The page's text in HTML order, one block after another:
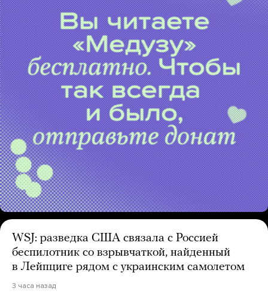
WSJ: разведка США связала с Россией
беспилотник со взрывчаткой, найденный
в Лейпциге рядом с украинским самолетом
3 часа назад